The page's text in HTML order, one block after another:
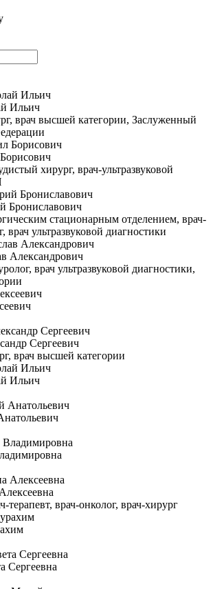
Ильич
врач высшей категории, Заслуженный
хирург, врач-ультразвуковой
Брониславович
стационарным отделением, врач-
врач ультразвуковой диагностики
Александрович
врач ультразвуковой диагностики,
Сергеевич
врач высшей категории
Ильич
терапевт, врач-онколог, врач-хирург
Сергеевна